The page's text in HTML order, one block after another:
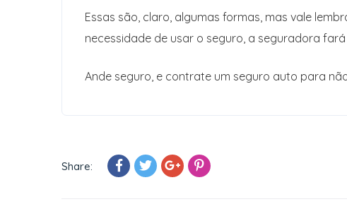
Essas são, claro, algumas formas, mas vale
necessidade de usar o seguro, a seguradora
Ande seguro, e contrate um seguro auto para
Share: